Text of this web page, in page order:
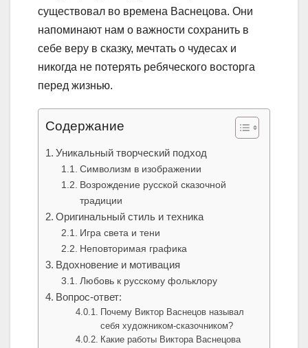
существовал во времена Васнецова. Они
напоминают нам о важности сохранить в
себе веру в сказку, мечтать о чудесах и
никогда не потерять ребяческого восторга
перед жизнью.
Содержание
Уникальный творческий подход
Символизм в изображении
Возрождение русской сказочной
традиции
Оригинальный стиль и техника
Игра света и тени
Неповторимая графика
Вдохновение и мотивация
Любовь к русскому фольклору
Вопрос-ответ:
Почему Виктор Васнецов называл
себя художником-сказочником?
Какие работы Виктора Васнецова